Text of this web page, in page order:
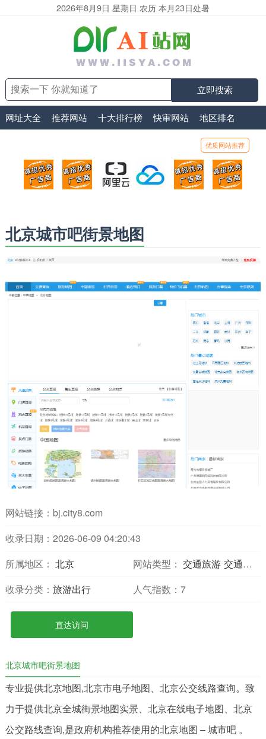
2026年8月9日 星期日 农历 本月23日处暑
立即搜索
网址大全 推荐网站 十大排行榜 快审网站 地区排名
优质网站推荐
顶部广告位1
广告位招商_广告位待售
顶部广告位2
广告位招商_广告位待售
阿里云
打折活动、99元/年
腾讯云
优惠打折，99元/年
顶部广告位5
广告位招商_
北京城市吧街景地图
网站链接： bj.city8.com
收录日期：2026-06-09 04:20:43
所属地区： 北京 网站类型： 交通旅游 交通地图
收录分类： 旅游出行 人气指数： 7
直达访问
北京城市吧街景地图
专业提供北京地图,北京市电子地图、北京公交线路查询。致
力于提供北京全城街景地图实景、北京在线电子地图、北京
公交路线查询,是政府机构推荐使用的北京地图 – 城市吧 。